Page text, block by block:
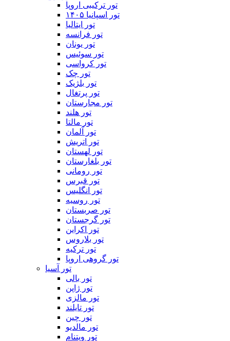
تور ترکیبی اروپا
تور اسپانیا ۱۴۰۵
تور ایتالیا
تور فرانسه
تور یونان
تور سوئیس
تور کرواسی
تور چک
تور بلژیک
تور پرتغال
تور مجارستان
تور هلند
تور مالتا
تور آلمان
تور اتریش
تور لهستان
تور بلغارستان
تور رومانی
تور قبرس
تور انگلیس
تور روسیه
تور صربستان
تور گرجستان
تور اکراین
تور بلاروس
تور ترکیه
تور گروهی اروپا
تور آسیا
تور بالی
تور ژاپن
تور مالزی
تور تایلند
تور چین
تور مالدیو
تور ویتنام